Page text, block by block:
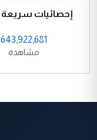
إحصائيات سريعة
643,922,681
مشاهدة